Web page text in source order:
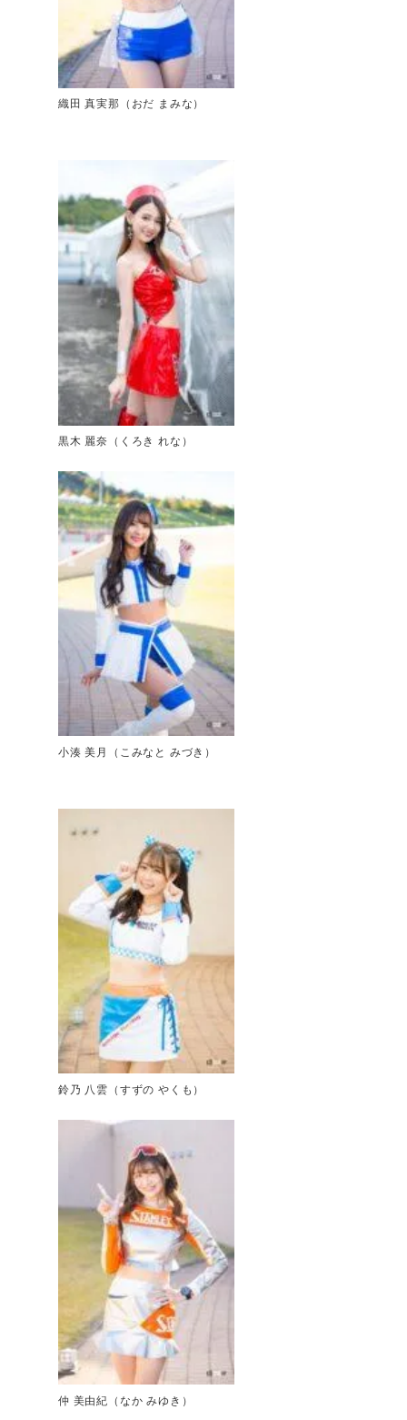
織田 真実那（おだ まみな）
黒木 麗奈（くろき れな）
小湊 美月（こみなと みづき）
鈴乃 八雲（すずの やくも）
仲 美由紀（なか みゆき）